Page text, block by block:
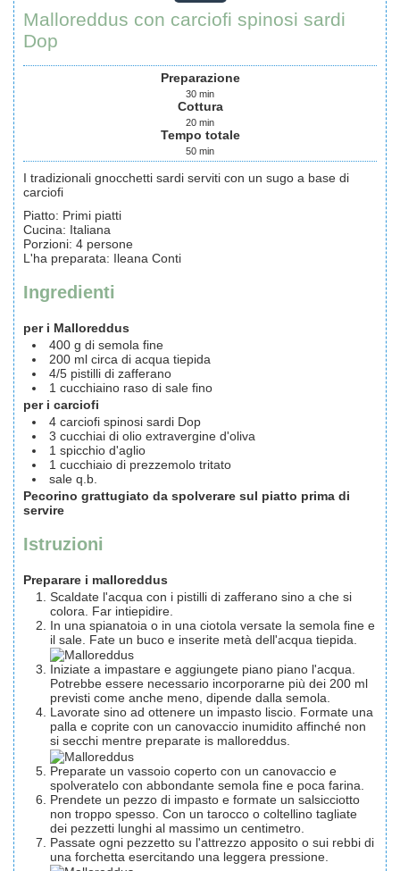
Malloreddus con carciofi spinosi sardi
Dop
Preparazione
30 min
Cottura
20 min
Tempo totale
50 min
I tradizionali gnocchetti sardi serviti con un sugo a base di
carciofi
Piatto: Primi piatti
Cucina: Italiana
Porzioni: 4 persone
L'ha preparata: Ileana Conti
Ingredienti
per i Malloreddus
400 g di semola fine
200 ml circa di acqua tiepida
4/5 pistilli di zafferano
1 cucchiaino raso di sale fino
per i carciofi
4 carciofi spinosi sardi Dop
3 cucchiai di olio extravergine d'oliva
1 spicchio d'aglio
1 cucchiaio di prezzemolo tritato
sale q.b.
Pecorino grattugiato da spolverare sul piatto prima di
servire
Istruzioni
Preparare i malloreddus
Scaldate l'acqua con i pistilli di zafferano sino a che si
colora. Far intiepidire.
In una spianatoia o in una ciotola versate la semola fine e
il sale. Fate un buco e inserite metà dell'acqua tiepida.
Iniziate a impastare e aggiungete piano piano l'acqua.
Potrebbe essere necessario incorporarne più dei 200 ml
previsti come anche meno, dipende dalla semola.
Lavorate sino ad ottenere un impasto liscio. Formate una
palla e coprite con un canovaccio inumidito affinché non
si secchi mentre preparate is malloreddus.
Preparate un vassoio coperto con un canovaccio e
spolveratelo con abbondante semola fine e poca farina.
Prendete un pezzo di impasto e formate un salsicciotto
non troppo spesso. Con un tarocco o coltellino tagliate
dei pezzetti lunghi al massimo un centimetro.
Passate ogni pezzetto su l'attrezzo apposito o sui rebbi di
una forchetta esercitando una leggera pressione.